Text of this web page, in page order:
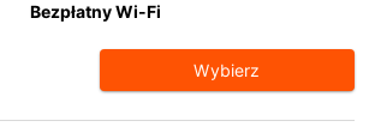
Bezpłatny Wi-Fi
Wybierz